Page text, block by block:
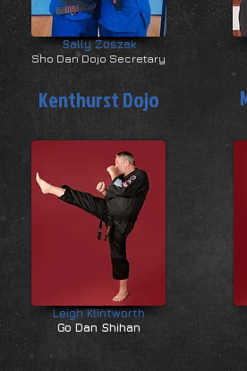
Sally Zoszak
Sho Dan Dojo Secretary
Kenthurst Dojo
Leigh Klintworth
Go Dan Shihan